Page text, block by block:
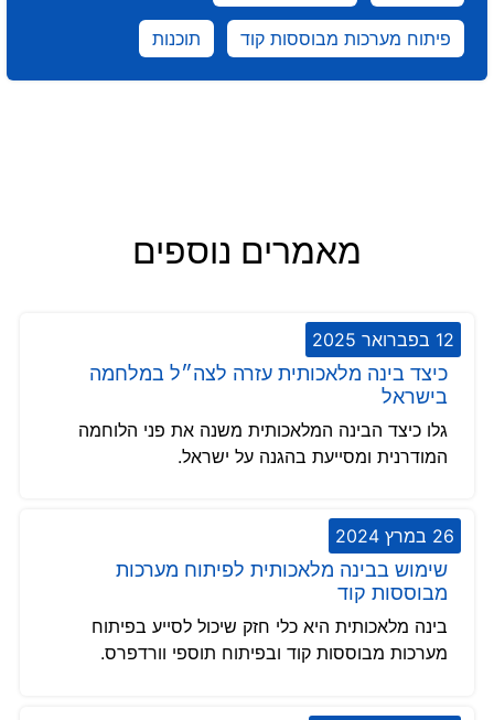
פיתוח מערכות מבוססות קוד תוכנות
מאמרים נוספים
12 בפברואר 2025
כיצד בינה מלאכותית עזרה לצה״ל במלחמה
בישראל
גלו כיצד הבינה המלאכותית משנה את פני הלוחמה
המודרנית ומסייעת בהגנה על ישראל.
26 במרץ 2024
שימוש בבינה מלאכותית לפיתוח מערכות
מבוססות קוד
בינה מלאכותית היא כלי חזק שיכול לסייע בפיתוח
מערכות מבוססות קוד ובפיתוח תוספי וורדפרס.